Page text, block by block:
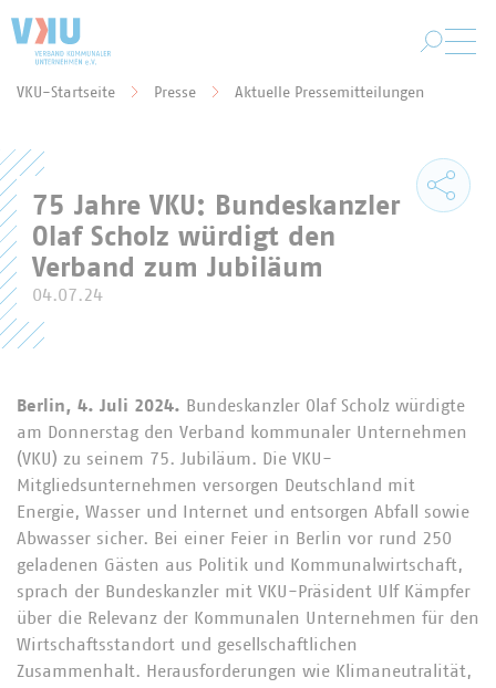
VKU-Startseite Presse Aktuelle Pressemitteilungen
75 Jahre VKU: Bundeskanzler
Olaf Scholz würdigt den
Verband zum Jubiläum
04.07.24
Berlin, 4. Juli 2024. Bundeskanzler Olaf Scholz würdigte
am Donnerstag den Verband kommunaler Unternehmen
(VKU) zu seinem 75. Jubiläum. Die VKU-
Mitgliedsunternehmen versorgen Deutschland mit
Energie, Wasser und Internet und entsorgen Abfall sowie
Abwasser sicher. Bei einer Feier in Berlin vor rund 250
geladenen Gästen aus Politik und Kommunalwirtschaft,
sprach der Bundeskanzler mit VKU-Präsident Ulf Kämpfer
über die Relevanz der Kommunalen Unternehmen für den
Wirtschaftsstandort und gesellschaftlichen
Zusammenhalt. Herausforderungen wie Klimaneutralität,